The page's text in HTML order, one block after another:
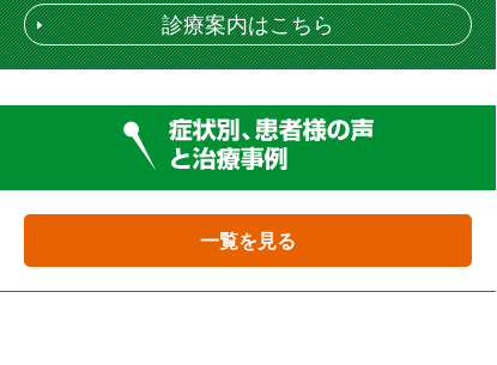
診療案内はこちら
一覧を見る